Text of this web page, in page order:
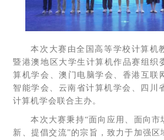
本次大赛由全国高等学校计算机
暨港澳地区大学生计算机作品赛组织
算机学会、澳门电脑学会、香港互联
智能学会、云南省计算机学会、四川
计算机学会联合主办。
本次大赛秉持“面向应用、面向市
新、提倡交流”的宗旨，致力于加强区